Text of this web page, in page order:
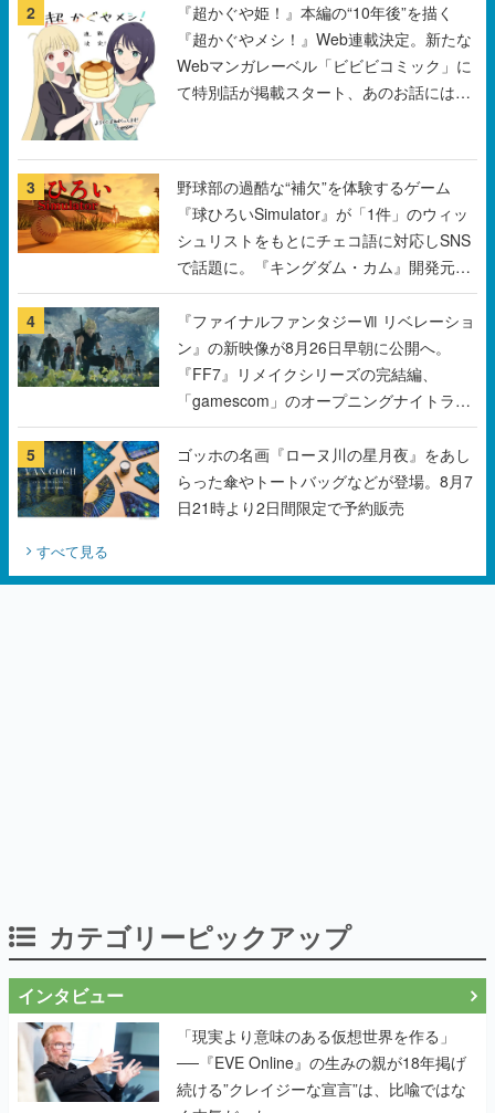
2
『超かぐや姫！』本編の“10年後”を描く
『超かぐやメシ！』Web連載決定。新たな
Webマンガレーベル「ビビビコミック」に
て特別話が掲載スタート、あのお話には…
3
野球部の過酷な“補欠”を体験するゲーム
『球ひろいSimulator』が「1件」のウィッ
シュリストをもとにチェコ語に対応しSNS
で話題に。『キングダム・カム』開発元や
チェコのプロ野球選手から称賛の声
4
『ファイナルファンタジーⅦ リベレーショ
ン』の新映像が8月26日早朝に公開へ。
『FF7』リメイクシリーズの完結編、
「gamescom」のオープニングナイトライ
ブにてディレクターの浜口直樹氏が登壇す
る予定
5
ゴッホの名画『ローヌ川の星月夜』をあし
らった傘やトートバッグなどが登場。8月7
日21時より2日間限定で予約販売
すべて見る
カテゴリーピックアップ
インタビュー
「現実より意味のある仮想世界を作る」
──『EVE Online』の生みの親が18年掲げ
続ける”クレイジーな宣言”は、比喩ではな